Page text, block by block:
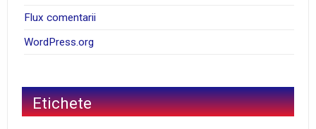
Flux comentarii
WordPress.org
Etichete